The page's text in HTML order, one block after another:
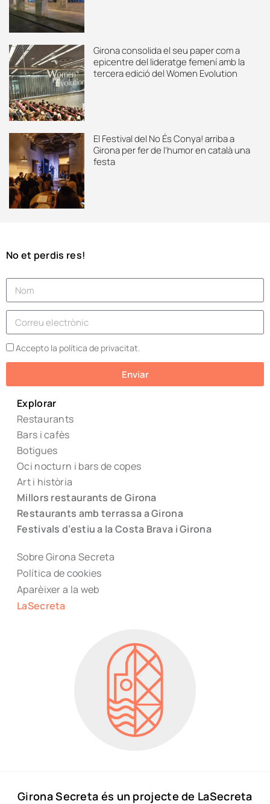
Girona consolida el seu paper com a
epicentre del lideratge femení amb la
tercera edició del Women Evolution
El Festival del No És Conya! arriba a
Girona per fer de l’humor en català una
festa
No et perdis res!
Accepto la política de privacitat.
Enviar
Explorar
Restaurants
Bars i cafès
Botigues
Oci nocturn i bars de copes
Art i història
Millors restaurants de Girona
Restaurants amb terrassa a Girona
Festivals d’estiu a la Costa Brava i Girona
Sobre Girona Secreta
Política de cookies
Aparèixer a la web
LaSecreta
Girona Secreta és un projecte de LaSecreta